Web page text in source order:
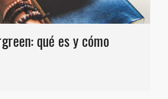
qué es y cómo